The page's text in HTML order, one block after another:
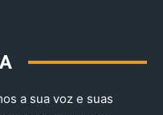
a sua voz e suas